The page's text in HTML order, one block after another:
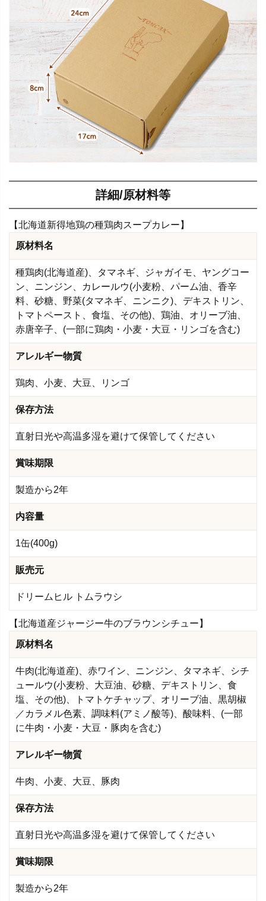
詳細/原材料等
【北海道新得地鶏の種鶏肉スープカレー】
原材料名
種鶏肉(北海道産)、タマネギ、ジャガイモ、ヤングコー
ン、ニンジン、カレールウ(小麦粉、パーム油、香辛
料、砂糖、野菜(タマネギ、ニンニク)、デキストリン、
トマトペースト、食塩、その他)、鶏油、オリーブ油、
赤唐辛子、(一部に鶏肉・小麦・大豆・リンゴを含む)
アレルギー物質
鶏肉、小麦、大豆、リンゴ
保存方法
直射日光や高温多湿を避けて保管してください
賞味期限
製造から2年
内容量
1缶(400g)
販売元
ドリームヒル トムラウシ
【北海道産ジャージー牛のブラウンシチュー】
原材料名
牛肉(北海道産)、赤ワイン、ニンジン、タマネギ、シチ
ュールウ(小麦粉、大豆油、砂糖、デキストリン、食
塩、その他)、トマトケチャップ、オリーブ油、黒胡椒
／カラメル色素、調味料(アミノ酸等)、酸味料、(一部
に牛肉・小麦・大豆・豚肉を含む)
アレルギー物質
牛肉、小麦、大豆、豚肉
保存方法
直射日光や高温多湿を避けて保管してください
賞味期限
製造から2年